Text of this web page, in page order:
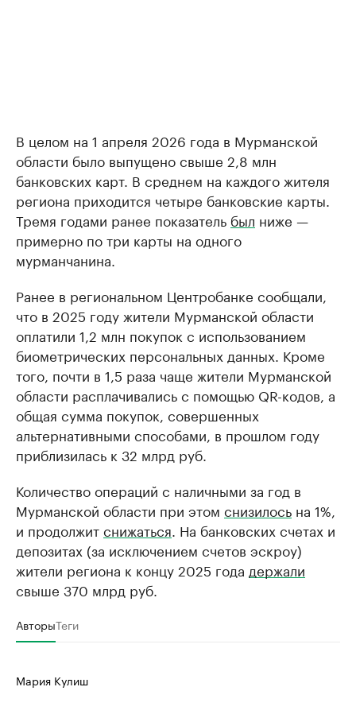
В целом на 1 апреля 2026 года в Мурманской
области было выпущено свыше 2,8 млн
банковских карт. В среднем на каждого жителя
региона приходится четыре банковские карты.
Тремя годами ранее показатель был ниже —
примерно по три карты на одного
мурманчанина.
Ранее в региональном Центробанке сообщали,
что в 2025 году жители Мурманской области
оплатили 1,2 млн покупок с использованием
биометрических персональных данных. Кроме
того, почти в 1,5 раза чаще жители Мурманской
области расплачивались с помощью QR-кодов, а
общая сумма покупок, совершенных
альтернативными способами, в прошлом году
приблизилась к 32 млрд руб.
Количество операций с наличными за год в
Мурманской области при этом снизилось на 1%,
и продолжитснижаться. На банковских счетах и
депозитах (за исключением счетов эскроу)
жители региона к концу 2025 года держали
свыше 370 млрд руб.
АвторыТеги
Мария Кулиш